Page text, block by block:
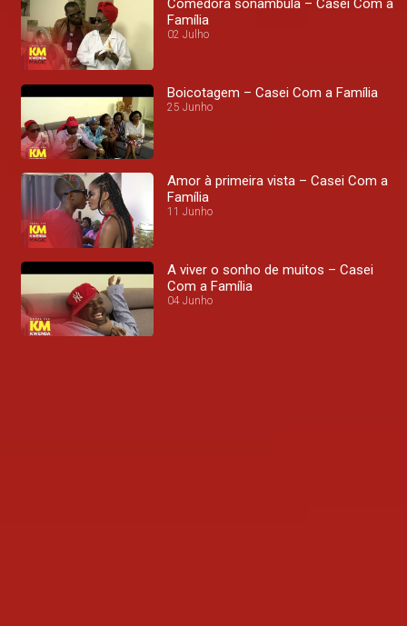
Comedora sonâmbula – Casei Com a
Família
02 Julho
Boicotagem – Casei Com a Família
25 Junho
Amor à primeira vista – Casei Com a
Família
11 Junho
A viver o sonho de muitos – Casei
Com a Família
04 Junho